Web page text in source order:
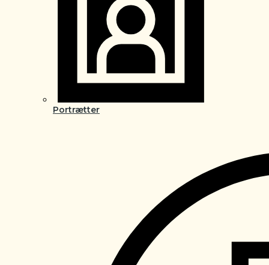
Portrætter